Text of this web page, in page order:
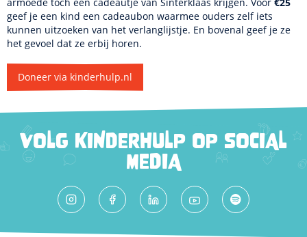
geef je een kind een cadeaubon waarmee ouders zelf iets
kunnen uitzoeken van het verlanglijstje. En bovenal geef je ze
het gevoel dat ze erbij horen.
Doneer via kinderhulp.nl
VOLG KINDERHULP OP SOCIAL
MEDIA